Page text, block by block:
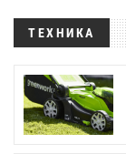
ТЕХНИКА